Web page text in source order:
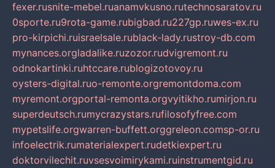
fexer.rusnite-mebel.ruanamvkusno.rutechnosaratov.ru
0sporte.ru9rota-game.rubigbad.ru227gp.ruwes-ex.ru
pro-kirpichi.ruisraelsale.rublack-lady.rustroy-db.com
mynances.orgladalike.ruzozor.rudvigremont.ru
odnokartinki.ruhtccare.rublogizotovoy.ru
oysters-digital.ruo-remonte.orgremontdoma.com
myremont.orgportal-remonta.orgvyitikho.rumirjon.ru
superdeutsch.rumycrazystars.rufilosofyfree.com
mypetslife.orgwarren-buffett.orggreleon.comsp-or.ru
infoelectrik.rumaterialexpert.rudetkiexpert.ru
doktorvilechit.ruvsesvoimirykami.ruinstrumentgid.ru